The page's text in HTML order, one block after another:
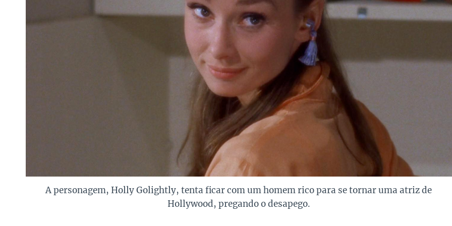
A personagem, Holly Golightly, tenta ficar com um homem rico para se tornar uma atriz de
Hollywood, pregando o desapego.